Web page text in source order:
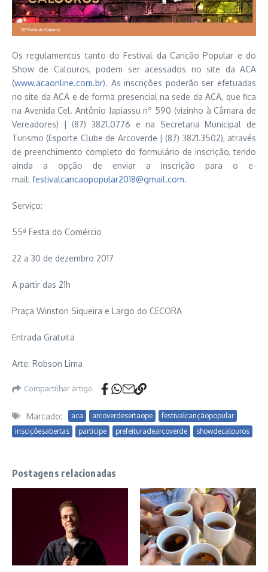
Os regulamentos tanto do Festival da Canção Popular e do
Show de Calouros, podem ser acessados no site da ACA
(www.acaonline.com.br). As inscrições poderão ser efetuadas
no site da ACA e de forma presencial na sede da ACA, que fica
na Avenida Cel. Antônio Japiassu nº 590 (vizinho à Câmara de
Vereadores) | (87) 3821.0776 e na Secretaria Municipal de
Turismo (Esporte Clube de Arcoverde | (87) 3821.3502), através
de preenchimento completo do formulário de inscrição, tendo
ainda a opção de enviar a inscrição para o e-
mail: festivalcancaopopular2018@gmail.com.
Serviço:
55ª Festa do Comércio
22 a 30 de dezembro 2017
A partir das 21h
Praça Winston Siqueira e Largo do CECORA
Entrada Gratuita
Arte: Robson Lima
Compartilhar artigo
Marcado: aca arcoverdesertaope
festivalcançãopopular
insciçõesabertas
participe prefeituradearcoverde showdecalouros
Postagens relacionadas